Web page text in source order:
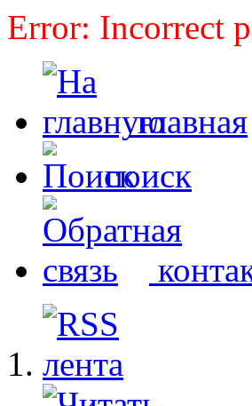
Error: Incorrect
главная
поиск